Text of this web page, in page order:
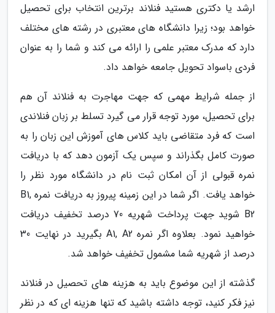
ارشد یا دکتری هستید فنلاند برترین انتخاب برای تحصیل
خواهد بود؛ زیرا دانشگاه های معتبری در رشته های مختلف
دارد که مدرک معتبر علمی را ارائه می کند و شما را به عنوان
فردی باسواد تحویل جامعه خواهد داد.
از جمله شرایط مهمی که جهت مهاجرت به فنلاند آن هم
برای تحصیل، مورد توجه قرار می گیرد تسلط بر زبان فنلاندی
است که فرد متقاضی باید کلاس های آموزش این زبان را به
صورت کامل بگذراند و سپس یک آزمون دهد که با دریافت
نمره قبولی از آن امکان ثبت نام در دانشگاه مورد نظر را
خواهد یافت. اگر شما در این زمینه پیروز به دریافت نمره B1,
B2 شوید جهت پرداخت شهریه 70 درصد تخفیف دریافت
خواهید نمود. بعلاوه اگر نمره A1, A2 بگیرید در نهایت 30
درصد از شهریه شما مشمول تخفیف خواهد شد.
گذشته از این موضوع باید به هزینه های تحصیل در فنلاند
نیز فکر کنید، توجه داشته باشید که تنها هزینه ای که در نظر